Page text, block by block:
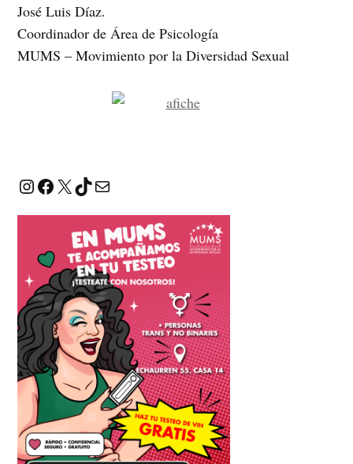
José Luis Díaz.
Coordinador de Área de Psicología
MUMS – Movimiento por la Diversidad Sexual
Instagram
Facebook
X TikTok
Correo electrónico